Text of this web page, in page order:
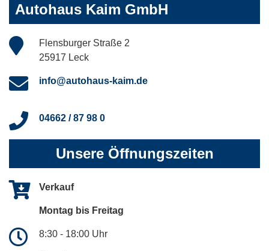
Autohaus Kaim GmbH
Flensburger Straße 2
25917 Leck
info@autohaus-kaim.de
04662 / 87 98 0
Unsere Öffnungszeiten
Verkauf
Montag bis Freitag
8:30 - 18:00 Uhr